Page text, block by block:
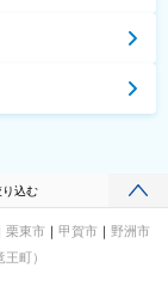
込む
栗東市 甲賀市
野洲市
町）